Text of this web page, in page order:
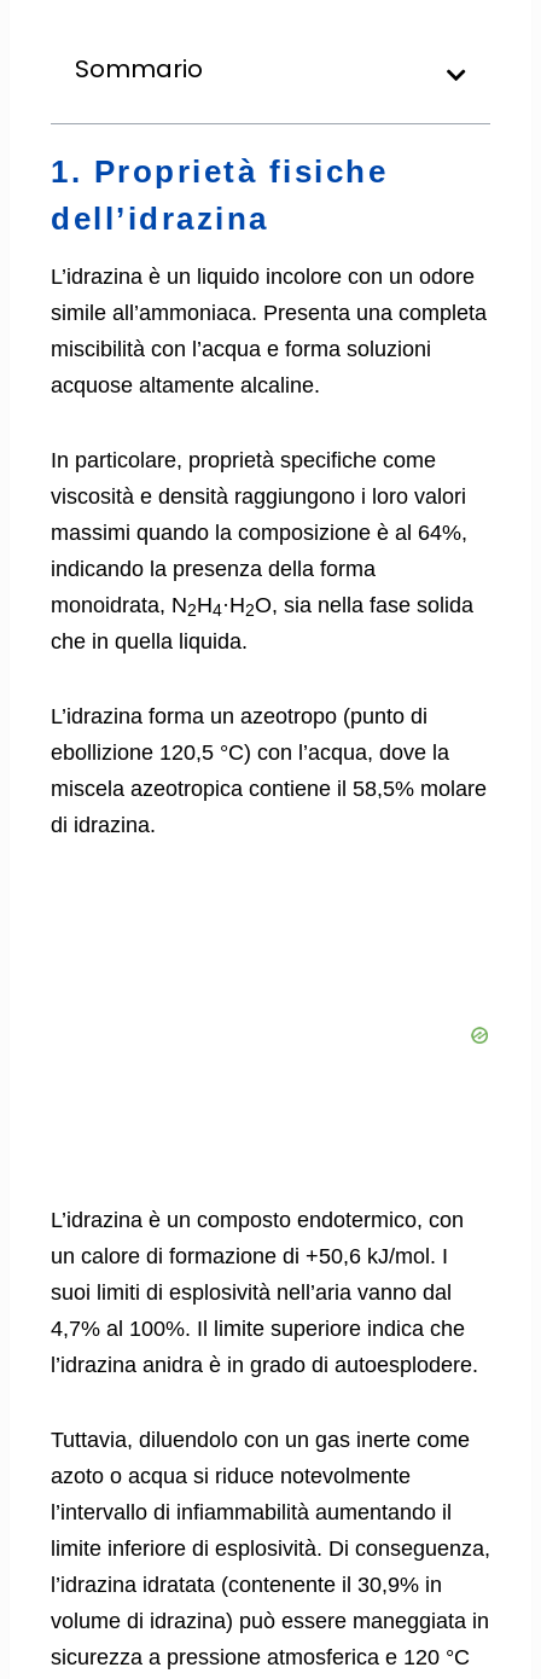
Sommario
1. Proprietà fisiche
dell’idrazina
L’idrazina è un liquido incolore con un odore
simile all’ammoniaca. Presenta una completa
miscibilità con l’acqua e forma soluzioni
acquose altamente alcaline.
In particolare, proprietà specifiche come
viscosità e densità raggiungono i loro valori
massimi quando la composizione è al 64%,
indicando la presenza della forma
monoidrata, N2H4·H2O, sia nella fase solida
che in quella liquida.
L’idrazina forma un azeotropo (punto di
ebollizione 120,5 °C) con l’acqua, dove la
miscela azeotropica contiene il 58,5% molare
di idrazina.
L’idrazina è un composto endotermico, con
un calore di formazione di +50,6 kJ/mol. I
suoi limiti di esplosività nell’aria vanno dal
4,7% al 100%. Il limite superiore indica che
l’idrazina anidra è in grado di autoesplodere.
Tuttavia, diluendolo con un gas inerte come
azoto o acqua si riduce notevolmente
l’intervallo di infiammabilità aumentando il
limite inferiore di esplosività. Di conseguenza,
l’idrazina idratata (contenente il 30,9% in
volume di idrazina) può essere maneggiata in
sicurezza a pressione atmosferica e 120 °C